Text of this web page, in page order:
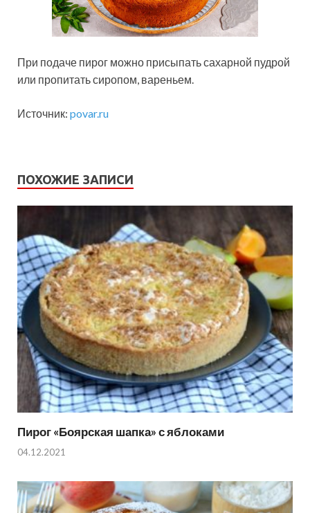
При подаче пирог можно присыпать сахарной пудрой
или пропитать сиропом, вареньем.
Источник: povar.ru
ПОХОЖИЕ ЗАПИСИ
Пирог «Боярская шапка» с яблоками
04.12.2021